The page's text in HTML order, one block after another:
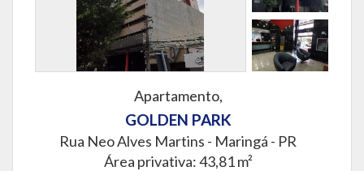
Apartamento,
GOLDEN PARK
Rua Neo Alves Martins - Maringá - PR
Área privativa: 43,81 m²